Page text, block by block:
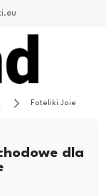
Foteliki Joie
dla